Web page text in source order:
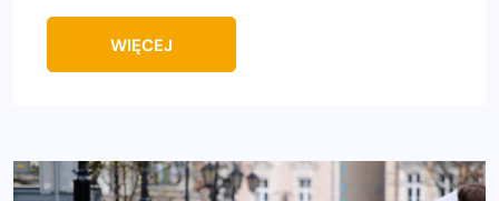
WIĘCEJ